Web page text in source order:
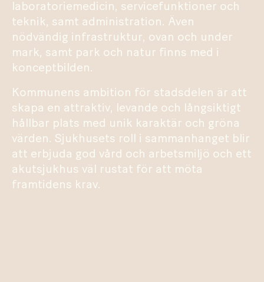
laboratoriemedicin, servicefunktioner och
teknik, samt administration. Även
nödvändig infrastruktur, ovan och under
mark, samt park och natur finns med i
konceptbilden.
Kommunens ambition för stadsdelen är att
skapa en attraktiv, levande och långsiktigt
hållbar plats med unik karaktär och gröna
värden. Sjukhusets roll i sammanhanget blir
att erbjuda god vård och arbetsmiljö och ett
akutsjukhus väl rustat för att möta
framtidens krav.